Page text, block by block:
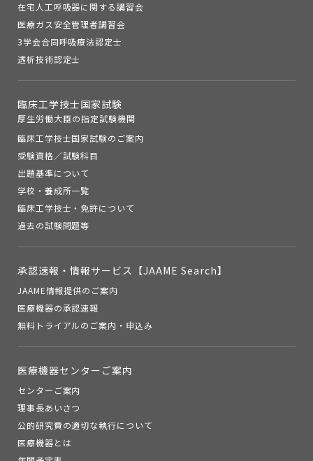
在宅人工呼吸器に関する講習会
医療ガス安全管理者講習会
3学会合同呼吸療法認定士
透析技術認定士
臨床工学技士国家試験
厚生労働大臣の指定試験機関
臨床工学技士国家試験のご案内
受験資格／試験科目
出題基準について
学校・養成所一覧
臨床工学技士・免許について
過去の試験問題等
承認速報・ 情報サービス【JAAME Search】
JAAME情報提供のご案内
医療機器の承認速報
無料トライアルのご案内・申込み
医療機器センターご案内
センターご案内
理事長あいさつ
公的研究費の適切な執行について
医療機器とは